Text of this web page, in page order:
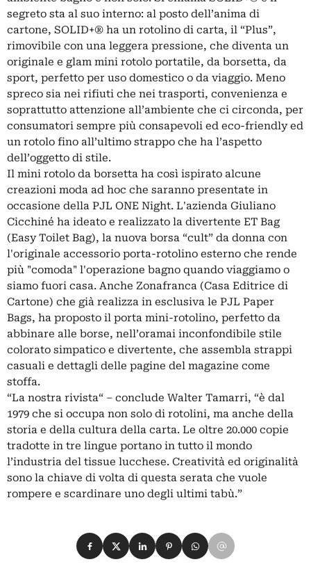
segreto sta al suo interno: al posto dell’anima di
cartone, SOLID+® ha un rotolino di carta, il “Plus”,
rimovibile con una leggera pressione, che diventa un
originale e glam mini rotolo portatile, da borsetta, da
sport, perfetto per uso domestico o da viaggio. Meno
spreco sia nei rifiuti che nei trasporti, convenienza e
soprattutto attenzione all’ambiente che ci circonda, per
consumatori sempre più consapevoli ed eco-friendly ed
un rotolo fino all’ultimo strappo che ha l’aspetto
dell’oggetto di stile.
Il mini rotolo da borsetta ha così ispirato alcune
creazioni moda ad hoc che saranno presentate in
occasione della PJL ONE Night. L'azienda Giuliano
Cicchiné ha ideato e realizzato la divertente ET Bag
(Easy Toilet Bag), la nuova borsa “cult” da donna con
l'originale accessorio porta-rotolino esterno che rende
più "comoda" l'operazione bagno quando viaggiamo o
siamo fuori casa. Anche Zonafranca (Casa Editrice di
Cartone) che già realizza in esclusiva le PJL Paper
Bags, ha proposto il porta mini-rotolino, perfetto da
abbinare alle borse, nell’oramai inconfondibile stile
colorato simpatico e divertente, che assembla strappi
casuali e dettagli delle pagine del magazine come
stoffa.
“La nostra rivista“ – conclude Walter Tamarri, “è dal
1979 che si occupa non solo di rotolini, ma anche della
storia e della cultura della carta. Le oltre 20.000 copie
tradotte in tre lingue portano in tutto il mondo
l’industria del tissue lucchese. Creatività ed originalità
sono la chiave di volta di questa serata che vuole
rompere e scardinare uno degli ultimi tabù.”
Condividi su Facebook
Condividi su X
Condividi su LinkedIn
Condividi su Pinterest
Condividi su WhatsApp
Condividi su Email